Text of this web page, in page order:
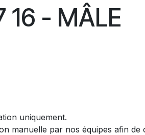
16 - MÂLE
uniquement.​
manuelle par nos équipes afin